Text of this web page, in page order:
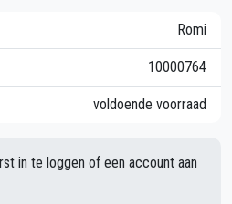
Romi
10000764
voldoende voorraad
in te loggen of een account aan